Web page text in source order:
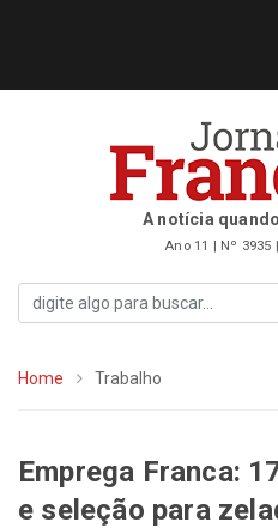
A notícia
Ano 11 | Nº 3935
Home Trabalho
Emprega Franca:
e seleção para